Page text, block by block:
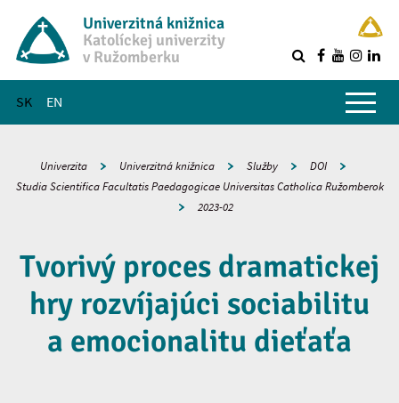
Univerzitná knižnica
Katolíckej univerzity
v Ružomberku
SK EN
Hlavné menu
Univerzita Univerzitná knižnica Služby
DOI
Studia Scientifica Facultatis Paedagogicae Universitas Catholica Ružomberok
2023-02
Tvorivý proces dramatickej
hry rozvíjajúci sociabilitu
a emocionalitu dieťaťa